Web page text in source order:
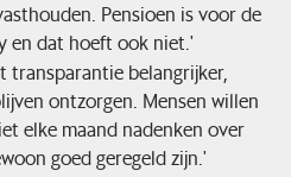
Pensioen is voor de
en dat hoeft ook niet.'
transparantie belangrijker,
ontzorgen. Mensen willen
elke maand nadenken over
goed geregeld zijn.'